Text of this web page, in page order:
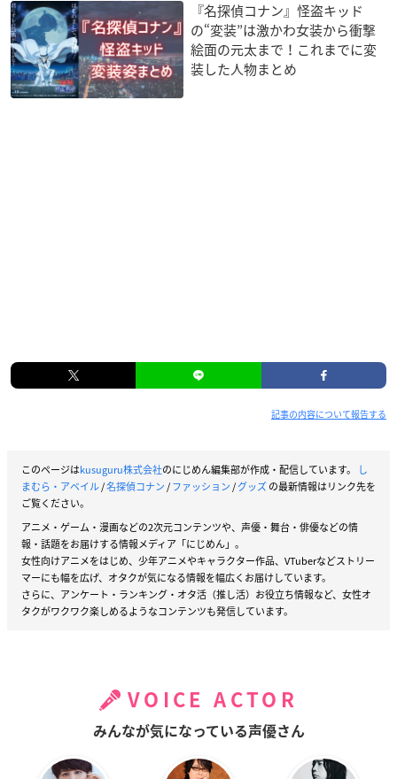
『名探偵コナン』怪盗キッド
の“変装”は激かわ女装から衝撃
絵面の元太まで！これまでに変
装した人物まとめ
記事の内容について報告する
このページはkusuguru株式会社のにじめん編集部が作成・配信しています。
し
まむら・アベイル/名探偵コナン/ファッション/グッズの最新情報はリンク先を
ご覧ください。
アニメ・ゲーム・漫画などの2次元コンテンツや、声優・舞台・俳優などの情
報・話題をお届けする情報メディア「にじめん」。
女性向けアニメをはじめ、少年アニメやキャラクター作品、VTuberなどストリー
マーにも幅を広げ、オタクが気になる情報を幅広くお届けしています。
さらに、アンケート・ランキング・オタ活（推し活）お役立ち情報など、女性オ
タクがワクワク楽しめるようなコンテンツも発信しています。
VOICE ACTOR
みんなが気になっている声優さん